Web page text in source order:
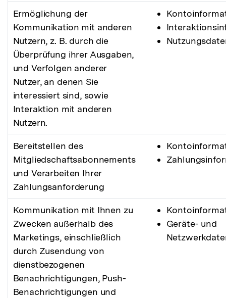
Ermöglichung der
Kommunikation mit anderen
Nutzern, z. B. durch die
Überprüfung ihrer Ausgaben,
und Verfolgen anderer
Nutzer, an denen Sie
interessiert sind, sowie
Interaktion mit anderen
Nutzern.
Bereitstellen des
Mitgliedschaftsabonnements
und Verarbeiten Ihrer
Zahlungsanforderung
Kommunikation mit Ihnen zu
Zwecken außerhalb des
Marketings, einschließlich
durch Zusendung von
dienstbezogenen
Benachrichtigungen, Push-
Benachrichtigungen und
Geräte- und